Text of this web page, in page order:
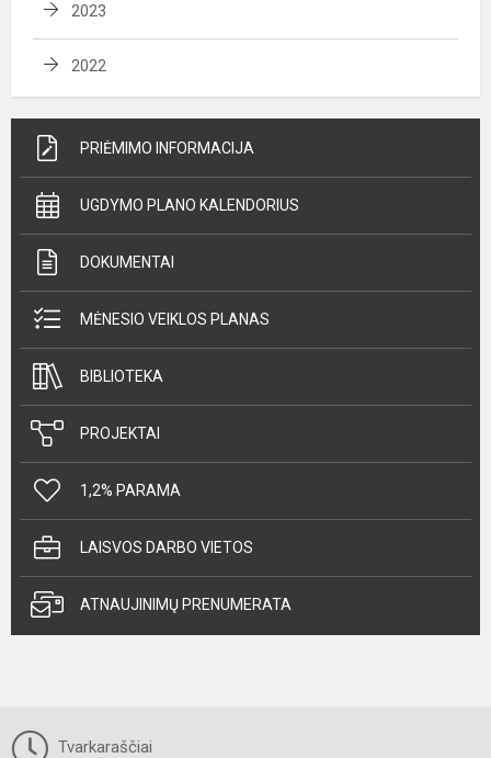
2023
2022
PRIĖMIMO INFORMACIJA
UGDYMO PLANO KALENDORIUS
DOKUMENTAI
MĖNESIO VEIKLOS PLANAS
BIBLIOTEKA
PROJEKTAI
1,2% PARAMA
LAISVOS DARBO VIETOS
ATNAUJINIMŲ PRENUMERATA
Tvarkaraščiai